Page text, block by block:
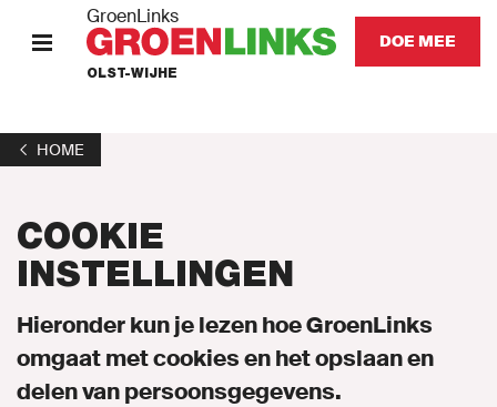
GroenLinks
OLST-WIJHE
DOE MEE
HOME
COOKIE
INSTELLINGEN
Hieronder kun je lezen hoe GroenLinks
omgaat met cookies en het opslaan en
delen van persoonsgegevens.
HOME
KOM IN ACTIE
Nieuws